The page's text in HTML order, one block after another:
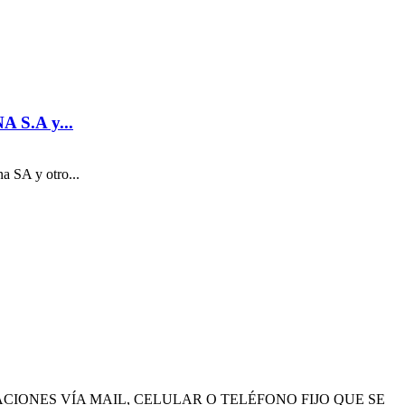
S.A y...
SA y otro...
VÍA MAIL, CELULAR O TELÉFONO FIJO QUE SE